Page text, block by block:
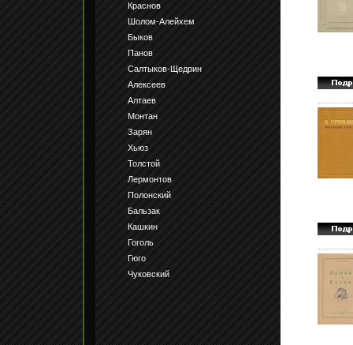
Краснов
Шолом-Алейхем
Быков
Панов
Салтыков-Щедрин
Алексеев
Алтаев
Монтан
Зарян
Хьюз
Толстой
Лермонтов
Полонский
Бальзак
Кашкин
Гоголь
Гюго
Чуковский